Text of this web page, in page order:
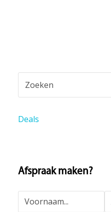
Deals
Afspraak maken?